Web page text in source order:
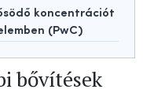
koncentrációt
(PwC)
bővítések